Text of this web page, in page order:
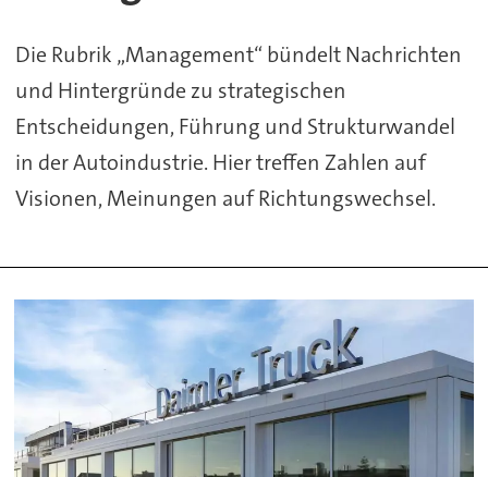
Die Rubrik „Management“ bündelt Nachrichten
und Hintergründe zu strategischen
Entscheidungen, Führung und Strukturwandel
in der Autoindustrie. Hier treffen Zahlen auf
Visionen, Meinungen auf Richtungswechsel.